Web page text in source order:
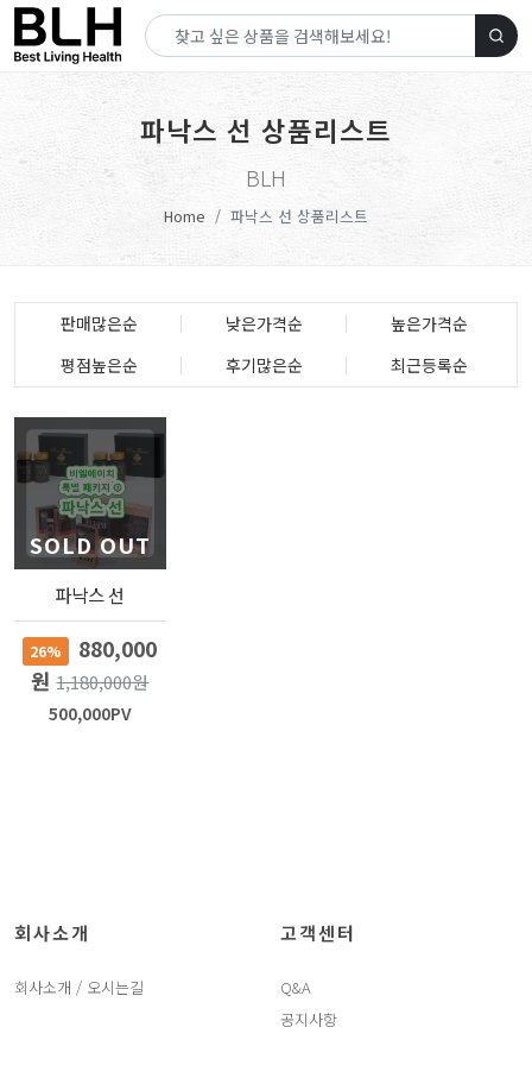
파낙스 선 상품리스트
BLH
Home 파낙스 선 상품리스트
판매많은순 낮은가격순
높은가격순
평점높은순
후기많은순 최근등록순
SOLD OUT
파낙스 선
26%
880,000
원1,180,000원
500,000PV
회사소개
회사소개 / 오시는길
고객센터
Q&A
공지사항